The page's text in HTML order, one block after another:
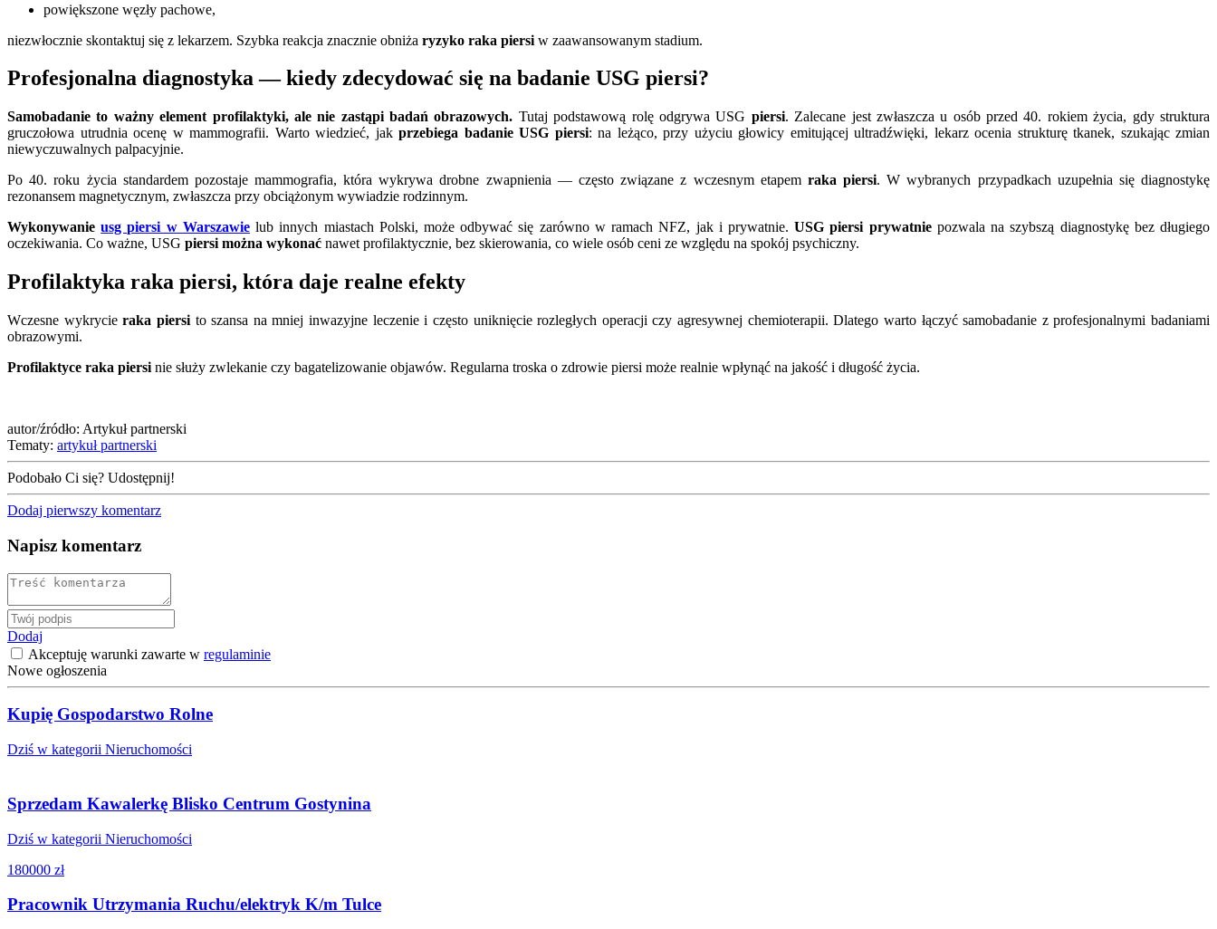
powiększone węzły pachowe,
niezwłocznie skontaktuj się z lekarzem. Szybka reakcja znacznie obniża ryzyko raka piersi w zaawansowanym stadium.
Profesjonalna diagnostyka — kiedy zdecydować się na badanie USG piersi?
Samobadanie to ważny element profilaktyki, ale nie zastąpi badań obrazowych. Tutaj podstawową rolę odgrywa USG piersi. Zalecane jest zwłaszcza u osób przed 40. rokiem życia, gdy struktura
gruczołowa utrudnia ocenę w mammografii. Warto wiedzieć, jak przebiega badanie USG piersi: na leżąco, przy użyciu głowicy emitującej ultradźwięki, lekarz ocenia strukturę tkanek, szukając zmian
niewyczuwalnych palpacyjnie.
Po 40. roku życia standardem pozostaje mammografia, która wykrywa drobne zwapnienia — często związane z wczesnym etapem raka piersi. W wybranych przypadkach uzupełnia się diagnostykę
rezonansem magnetycznym, zwłaszcza przy obciążonym wywiadzie rodzinnym.
Wykonywanieusg piersi w Warszawie lub innych miastach Polski, może odbywać się zarówno w ramach NFZ, jak i prywatnie.USG piersi prywatnie pozwala na szybszą diagnostykę bez długiego
oczekiwania. Co ważne, USG piersi można wykonać nawet profilaktycznie, bez skierowania, co wiele osób ceni ze względu na spokój psychiczny.
Profilaktyka raka piersi, która daje realne efekty
Wczesne wykrycieraka piersito szansa na mniej inwazyjne leczenie i często uniknięcie rozległych operacji czy agresywnej chemioterapii. Dlatego warto łączyć samobadanie z profesjonalnymi badaniami
obrazowymi.
Profilaktyce raka piersi nie służy zwlekanie czy bagatelizowanie objawów. Regularna troska o zdrowie piersi może realnie wpłynąć na jakość i długość życia.
autor/źródło: Artykuł partnerski
Tematy: artykuł partnerski
Podobało Ci się? Udostępnij!
Dodaj pierwszy komentarz
Napisz komentarz
Dodaj
Akceptuję warunki zawarte w regulaminie
Nowe ogłoszenia
Kupię Gospodarstwo Rolne
Dziś w kategorii Nieruchomości
Sprzedam Kawalerkę Blisko Centrum Gostynina
Dziś w kategorii Nieruchomości
180000 zł
Pracownik Utrzymania Ruchu/elektryk K/m Tulce